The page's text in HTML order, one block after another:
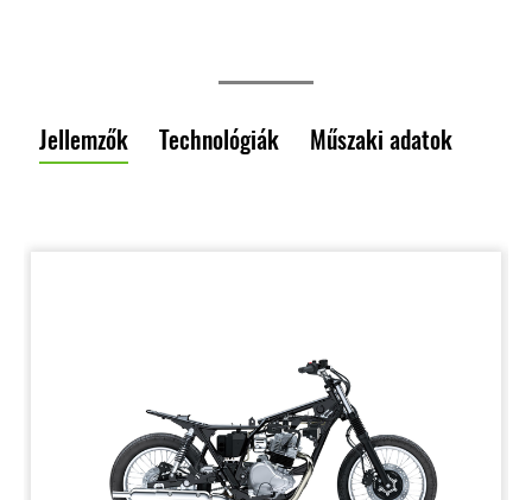
Jellemzők Technológiák Műszaki adatok